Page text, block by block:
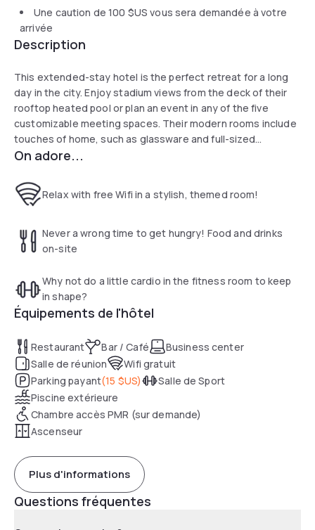
Une caution de100 $US vous sera demandée à votre
arrivée
Description
This extended-stay hotel is the perfect retreat for a long
day in the city. Enjoy stadium views from the deck of their
rooftop heated pool or plan an event in any of the five
customizable meeting spaces. Their modern rooms include
touches of home, such as glassware and full-sized
appliances, to help you refresh for your next adventure.
On adore...
Relax with free Wifi in a stylish, themed room!
Never a wrong time to get hungry! Food and drinks
on-site
Why not do a little cardio in the fitness room to keep
in shape?
Équipements de l'hôtel
Restaurant Bar / Café
Business center
Salle de réunion
Wifi gratuit
Parking payant(15 $US)
Salle de Sport
Piscine extérieure
Chambre accès PMR (sur demande)
Ascenseur
Plus d'informations
Questions fréquentes